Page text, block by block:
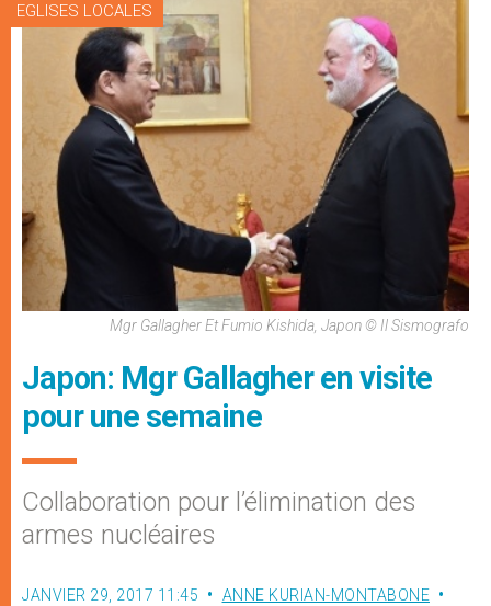
EGLISES LOCALES
Mgr Gallagher Et Fumio Kishida, Japon © Il Sismografo
Japon: Mgr Gallagher en visite
pour une semaine
Collaboration pour l’élimination des
armes nucléaires
JANVIER 29, 2017 11:45
ANNE KURIAN-MONTABONE